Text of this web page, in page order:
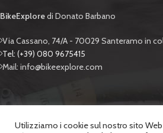
BikeExploredi Donato Barbano
Via Cassano, 74/A - 70029 Santeramo in
Tel: (+39) 080 9675415
Mail: info@bikeexplore.com
BIKE EXPLORE
Utilizziamo i cookie sul nostro sito